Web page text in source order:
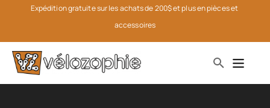
Expédition gratuite sur les achats de 200$ et plus en pièces et
accessoires